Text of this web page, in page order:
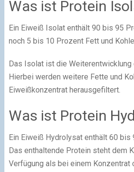
Was ist Protein
Ein Eiweiß Isolat enthält 90 bis 95
noch 5 bis 10 Prozent Fett und
Das Isolat ist die Weiterentwicklung
Hierbei werden weitere Fette und
Eiweißkonzentrat herausgefiltert.
Was ist Protein
Ein Eiweiß Hydrolysat enthält 60 bis
Das enthaltende Protein steht dem
Verfügung als bei einem Konzentrat